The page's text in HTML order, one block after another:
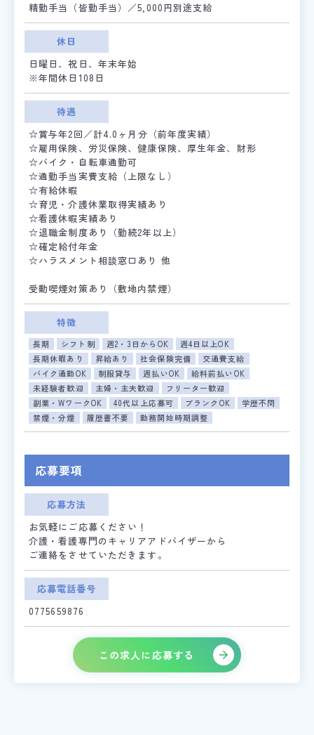
精勤手当（皆勤手当）／5,000円別途支給
休日
日曜日、祝日、年末年始
※年間休日108日
待遇
☆賞与年2回／計4.0ヶ月分（前年度実績）
☆雇用保険、労災保険、健康保険、厚生年金、財形
☆バイク・自転車通勤可
☆通勤手当実費支給（上限なし）
☆有給休暇
☆育児・介護休業取得実績あり
☆看護休暇実績あり
☆退職金制度あり（勤続2年以上）
☆確定給付年金
☆ハラスメント相談窓口あり 他
受動喫煙対策あり（敷地内禁煙）
特徴
長期 シフト制 週2・3日からOK
週4日以上OK
長期休暇あり
昇給あり 社会保険完備
交通費支給
バイク通勤OK
制服貸与 週払いOK
給料前払いOK
未経験者歓迎
主婦・主夫歓迎
フリーター歓迎
副業・WワークOK
40代以上応募可 ブランクOK
学歴不問
禁煙・分煙
履歴書不要 勤務開始時期調整
応募要項
応募方法
お気軽にご応募ください！
介護・看護専門のキャリアアドバイザーから
ご連絡をさせていただきます。
応募電話番号
0775659876
この求人に応募する